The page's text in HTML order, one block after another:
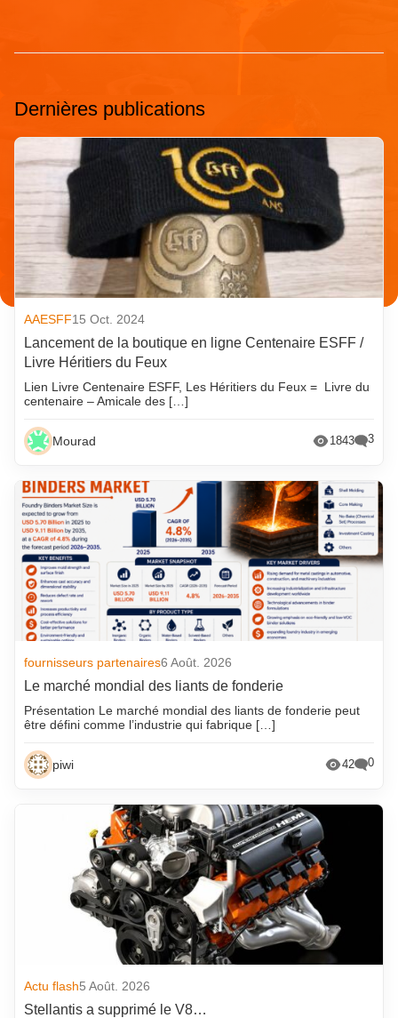
Dernières publications
AAESFF15 Oct. 2024
Lancement de la boutique en ligne Centenaire ESFF /
Livre Héritiers du Feux
Lien Livre Centenaire ESFF, Les Héritiers du Feux = Livre du
centenaire – Amicale des […]
Mourad 1843 3
fournisseurs partenaires6 Août. 2026
Le marché mondial des liants de fonderie
Présentation Le marché mondial des liants de fonderie peut
être défini comme l’industrie qui fabrique […]
piwi 42 0
Actu flash5 Août. 2026
Stellantis a supprimé le V8…